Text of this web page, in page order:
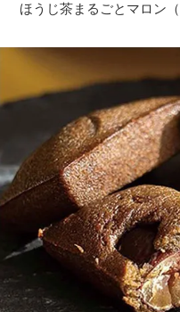
ほうじ茶まるごとマロン